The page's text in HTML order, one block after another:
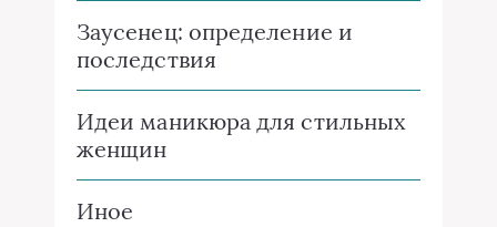
Заусенец: определение и
последствия
Идеи маникюра для стильных
женщин
Иное